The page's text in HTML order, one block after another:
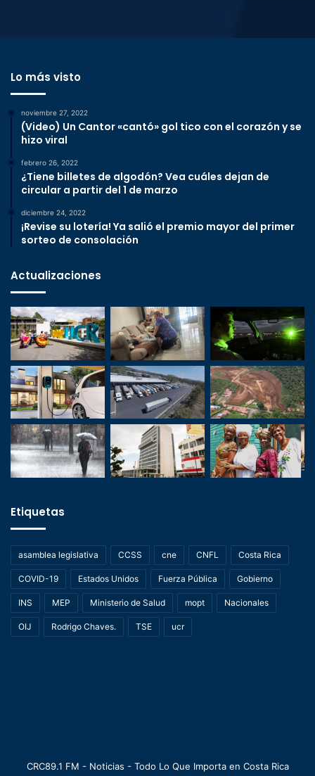
Lo más visto
noviembre 27, 2022
(Video) Un Cantor «cantó» gol tico con el corazón y se
hizo viral
febrero 26, 2022
¿Tiene billetes de algodón? Vea cuáles dejan de
circular a partir del 1 de marzo
diciembre 24, 2022
¡Revise su lotería! Ya salió el premio mayor del primer
sorteo de consolación
Actualizaciones
Etiquetas
asamblea legislativa CCSS cne CNFL Costa Rica
COVID-19 Estados Unidos Fuerza Pública Gobierno
INS MEP Ministerio de Salud mopt Nacionales
OIJ Rodrigo Chaves. TSE ucr
CRC89.1 FM - Noticias - Todo Lo Que Importa en Costa Rica